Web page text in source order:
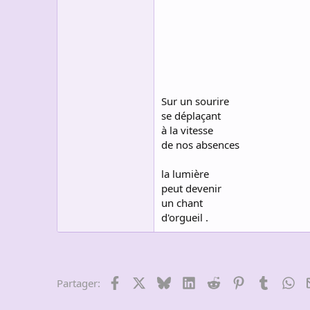
Sur un sourire
se déplaçant
à la vitesse
de nos absences
la lumière
peut devenir
un chant
d'orgueil .
Partager: Facebook BlueskyLinkedInReddit PinterestTumblr